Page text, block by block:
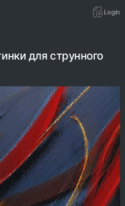
Login
для струнного